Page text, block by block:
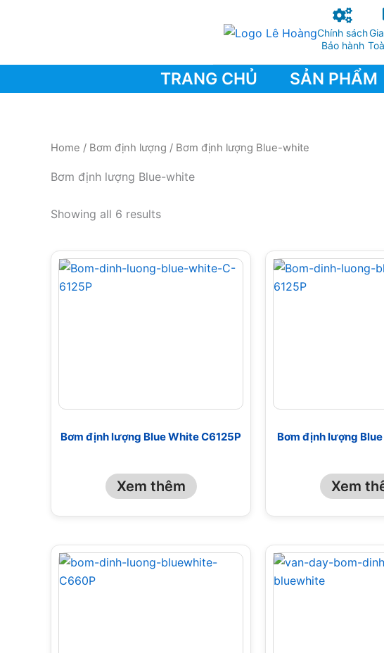
Chính sách
Bảo hành
TRANG CHỦ SẢN PHẨM
Home / Bơm định lượng / Bơm định lượng Blue-white
Bơm định lượng Blue-white
Showing all 6 results
Bơm định lượng Blue White C6125P
Xem thêm
Bơm định lượng
Xem